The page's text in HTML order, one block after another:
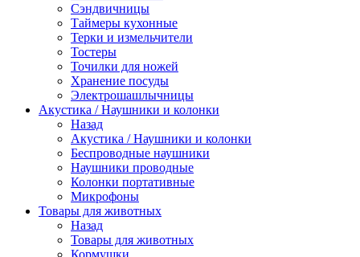
Сэндвичницы
Таймеры кухонные
Терки и измельчители
Тостеры
Точилки для ножей
Хранение посуды
Электрошашлычницы
Акустика / Наушники и колонки
Назад
Акустика / Наушники и колонки
Беспроводные наушники
Наушники проводные
Колонки портативные
Микрофоны
Товары для животных
Назад
Товары для животных
Кормушки